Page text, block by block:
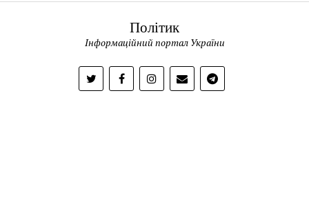
Політик
Інформаційний портал України